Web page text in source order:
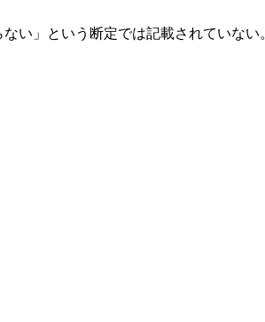
」という断定では記載されていない。